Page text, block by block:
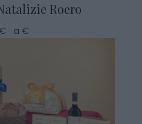
Roero
a €